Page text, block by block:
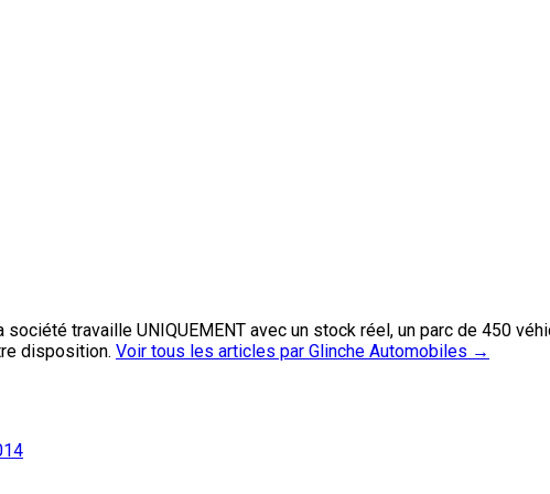
travaille UNIQUEMENT avec un stock réel, un parc de 450
disposition. Voir tous les articles par Glinche Automobiles →